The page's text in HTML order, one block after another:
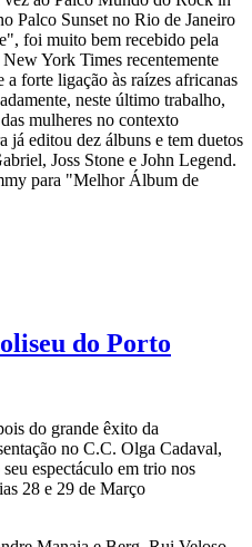
Palco Sunset no Rio de Janeiro
foi muito bem recebido pela
York Times recentemente
forte ligação às raízes africanas
neste último trabalho,
mulheres no contexto
já editou dez álbuns e tem duetos
Joss Stone e John Legend.
para "Melhor Álbum de
do Porto
do grande êxito da
no C.C. Olga Cadaval,
espectáculo em trio nos
28 e 29 de Março